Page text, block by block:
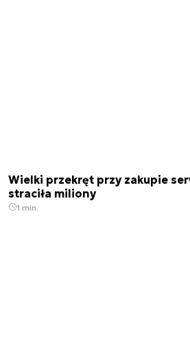
Wielki przekręt przy zakupie
straciła miliony
1 min.